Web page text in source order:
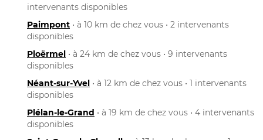
intervenants disponibles
Paimpont • à 10 km de chez vous • 2 intervenants
disponibles
Ploërmel • à 24 km de chez vous • 9 intervenants
disponibles
Néant-sur-Yvel • à 12 km de chez vous • 1 intervenants
disponibles
Plélan-le-Grand • à 19 km de chez vous • 4 intervenants
disponibles